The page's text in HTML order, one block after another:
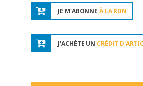
JE M'ABONNE À LA RDN
J'ACHÈTE UN CRÉDIT